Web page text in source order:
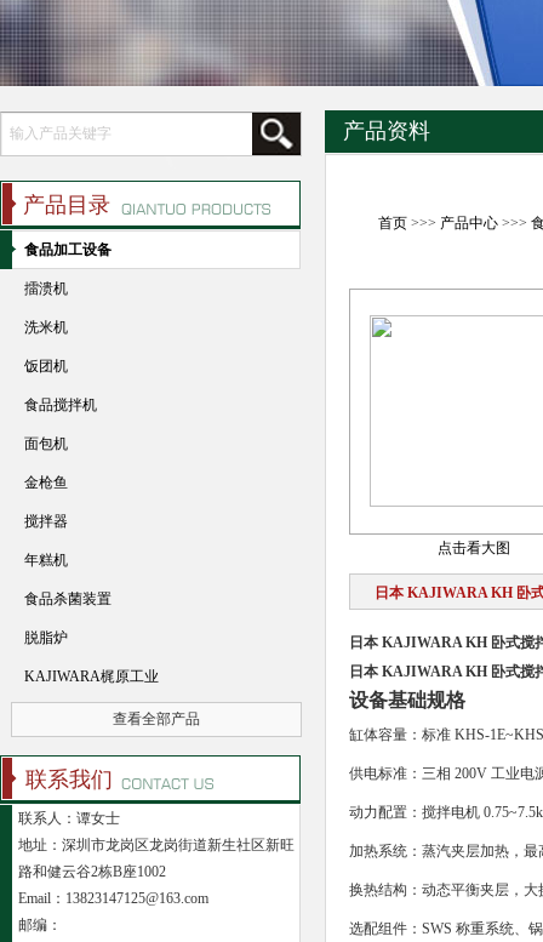
产品资料
首页>>> 产品中心>>>
点击看大图
日本 KAJIWARA KH 卧
日本 KAJIWARA KH 卧式搅
日本 KAJIWARA KH 卧式搅
设备基础规格
缸体容量：标准 KHS-
供电标准：三相 200V 工业电
动力配置：搅拌电机
加热系统：蒸汽夹层加热，最
换热结构：动态平衡夹层，
选配组件：SWS 称重系统、
产品目录
食品加工设备
擂溃机
洗米机
饭团机
食品搅拌机
面包机
金枪鱼
搅拌器
年糕机
食品杀菌装置
脱脂炉
KAJIWARA梶原工业
查看全部产品
联系我们
联系人：谭女士
地址：深圳市龙岗区龙岗街道新生社区新旺
路和健云谷2栋B座1002
Email：13823147125@163.com
邮编：